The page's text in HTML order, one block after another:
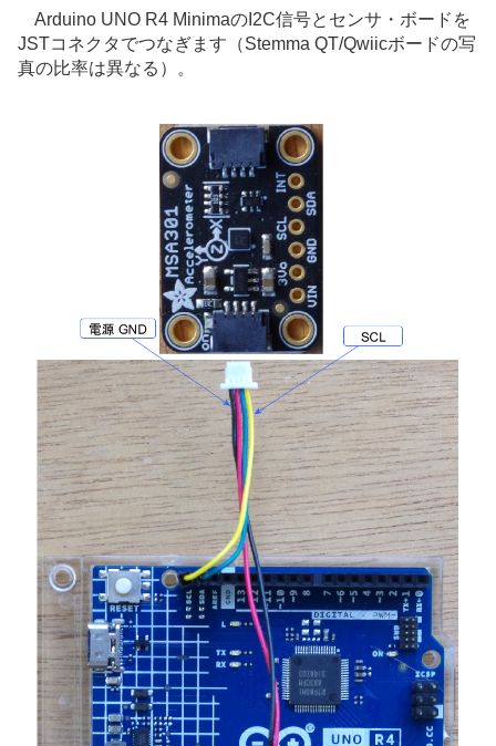
Arduino UNO R4 MinimaのI2C信号とセンサ・ボードを
JSTコネクタでつなぎます（Stemma QT/Qwiicボードの写
真の比率は異なる）。